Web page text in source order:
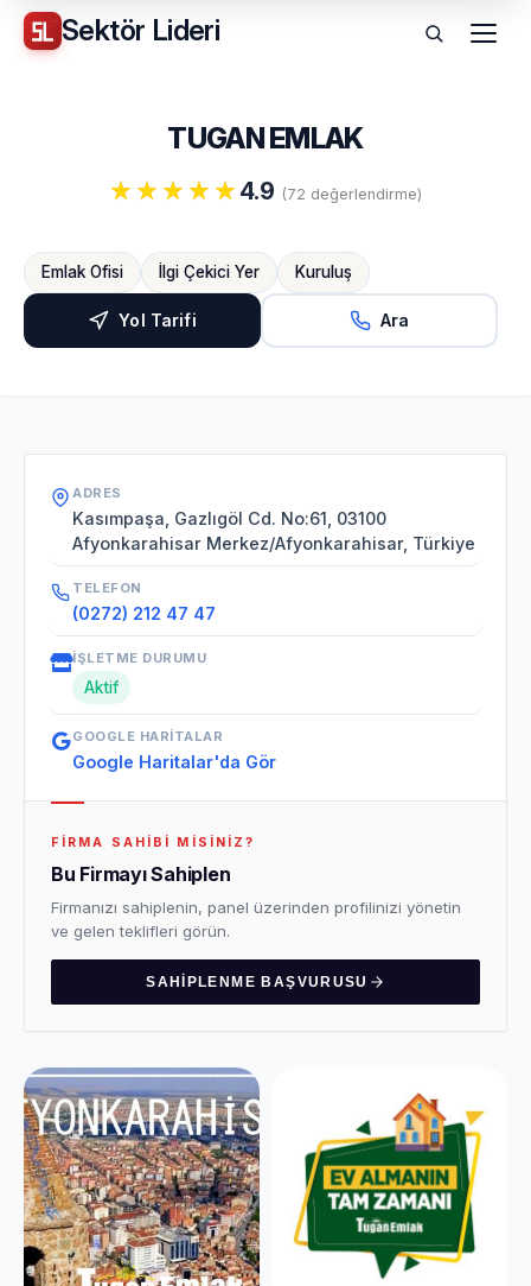
Sektör Lideri Menü
TUGAN EMLAK
4.9 (72 değerlendirme)
Emlak Ofisi İlgi Çekici Yer Kuruluş
Yol Tarifi Ara
ADRES
Kasımpaşa, Gazlıgöl Cd. No:61, 03100
Afyonkarahisar Merkez/Afyonkarahisar, Türkiye
TELEFON
(0272) 212 47 47
İŞLETME DURUMU
Aktif
GOOGLE HARITALAR
Google Haritalar'da Gör
FIRMA SAHIBI MISINIZ?
Bu Firmayı Sahiplen
Firmanızı sahiplenin, panel üzerinden profilinizi yönetin
ve gelen teklifleri görün.
SAHIPLENME BAŞVURUSU